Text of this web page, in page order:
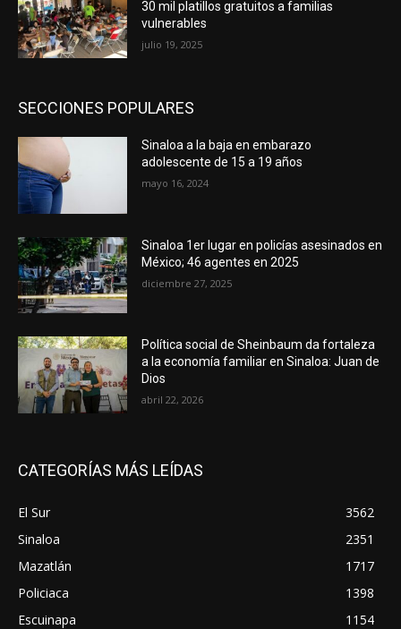
30 mil platillos gratuitos a familias
vulnerables
julio 19, 2025
SECCIONES POPULARES
Sinaloa a la baja en embarazo
adolescente de 15 a 19 años
mayo 16, 2024
Sinaloa 1er lugar en policías asesinados en
México; 46 agentes en 2025
diciembre 27, 2025
Política social de Sheinbaum da fortaleza
a la economía familiar en Sinaloa: Juan de
Dios
abril 22, 2026
CATEGORÍAS MÁS LEÍDAS
El Sur
3562
Sinaloa
2351
Mazatlán
1717
Policiaca
1398
Escuinapa
1154